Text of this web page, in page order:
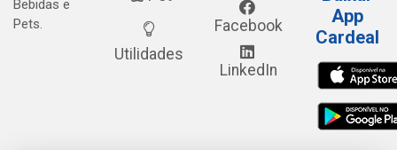
Bebidas e
Pets.
Utilidades
Facebook
LinkedIn
App
Cardeal